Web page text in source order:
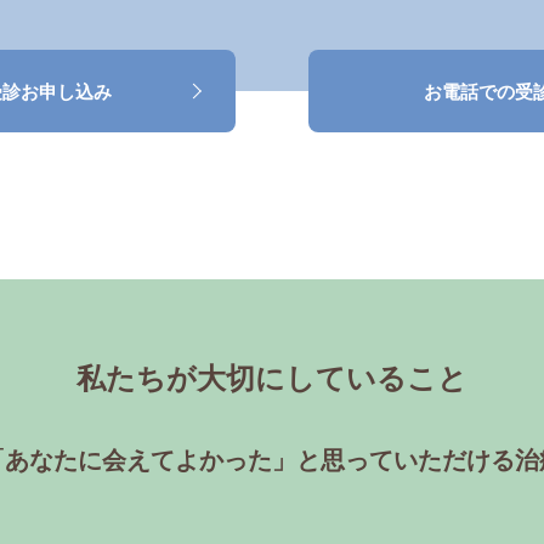
お申し込み お電話での受
私たちが大切にしていること
あなたに会えてよかった」と思っていただける治